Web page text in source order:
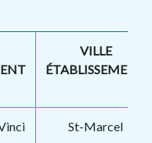
VILLE
ÉTABLISSEMENT
St-Marcel